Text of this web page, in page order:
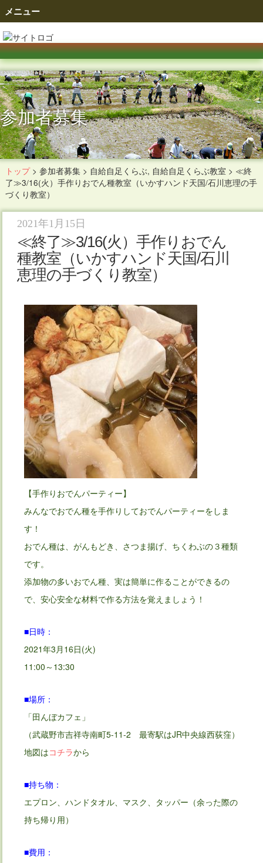
メニュー
参加者募集
トップ> 参加者募集> 自給自足くらぶ, 自給自足くらぶ教室 > ≪終
了≫3/16(火）手作りおでん種教室（いかすハンド天国/石川恵理の手
づくり教室）
2021年1月15日
≪終了≫3/16(火）手作りおでん
種教室（いかすハンド天国/石川
恵理の手づくり教室）
【手作りおでんパーティー】
みんなでおでん種を手作りしておでんパーティーをしま
す！
おでん種は、がんもどき、さつま揚げ、ちくわぶの３種類
です。
添加物の多いおでん種、実は簡単に作ることができるの
で、安心安全な材料で作る方法を覚えましょう！
■日時：
2021年3月16日(火)
11:00～13:30
■場所：
「田んぼカフェ」
（武蔵野市吉祥寺南町5-11-2 最寄駅はJR中央線西荻窪）
地図はコチラから
■持ち物：
エプロン、ハンドタオル、マスク、タッパー（余った際の
持ち帰り用）
■費用：